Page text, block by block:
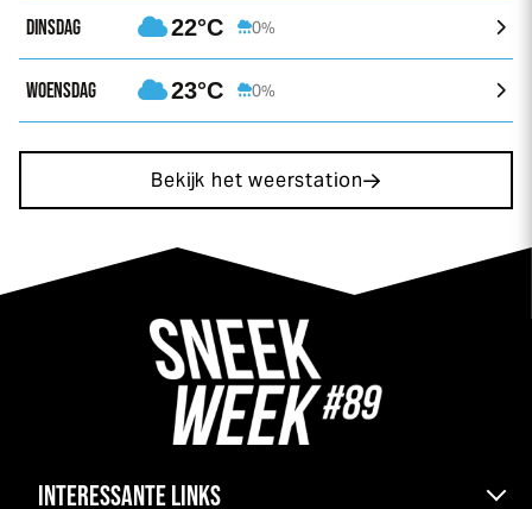
DINSDAG 22°C 0%
WOENSDAG 23°C 0%
Bekijk het weerstation
INTERESSANTE LINKS